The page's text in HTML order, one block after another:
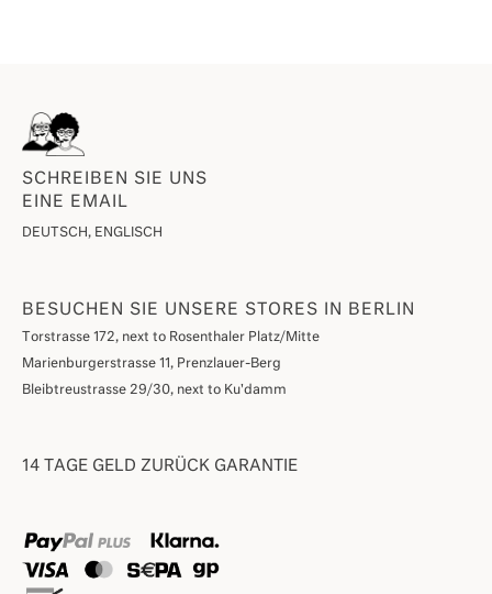
SCHREIBEN SIE UNS
EINE EMAIL
DEUTSCH, ENGLISCH
BESUCHEN SIE UNSERE STORES IN BERLIN
Torstrasse 172, next to Rosenthaler Platz/Mitte
Marienburgerstrasse 11, Prenzlauer-Berg
Bleibtreustrasse 29/30, next to Ku'damm
14 TAGE GELD ZURÜCK GARANTIE